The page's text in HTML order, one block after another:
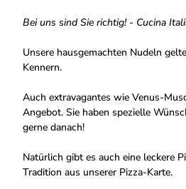
Bei uns sind Sie richtig! - Cucina
Unsere hausgemachten Nudeln
Kennern.
Auch extravagantes wie Venus-
Angebot. Sie haben spezielle
gerne danach!
Natürlich gibt es auch eine leckere
Tradition aus unserer Pizza-Karte.